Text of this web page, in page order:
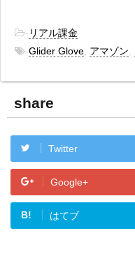
- リアル課金
-Glider Glove アマゾン
share
Twitter
Google+
B! はてブ